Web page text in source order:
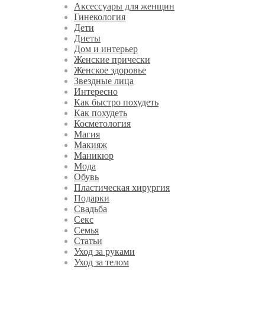
Аксессуары для женщин
Гинекология
Дети
Диеты
Дом и интерьер
Женские прически
Женское здоровье
Звездные лица
Интересно
Как быстро похудеть
Как похудеть
Косметология
Магия
Макияж
Маникюр
Мода
Обувь
Пластическая хирургия
Подарки
Свадьба
Секс
Семья
Статьи
Уход за руками
Уход за телом